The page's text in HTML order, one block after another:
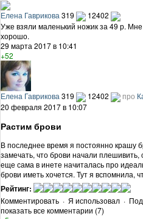
Елена Гаврикова 319
12402
Уже взяли маленький ножик за 49 р.
хорошо.
29 марта 2017 в 10:41
+52
Елена Гаврикова 319 12402 про
20 февраля 2017 в 10:07
Растим брови
В последнее время я постоянно крашу
замечать, что брови начали плешивить,
еще сама в инете начиталась про
брови иметь хочется. Тут я вспомнила,
Рейтинг:
Комментировать · Я использовал ·
показать все комментарии (7)